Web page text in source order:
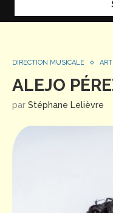
DIRECTION MUSICALE
ALEJO
par Stéphane Lelièvre